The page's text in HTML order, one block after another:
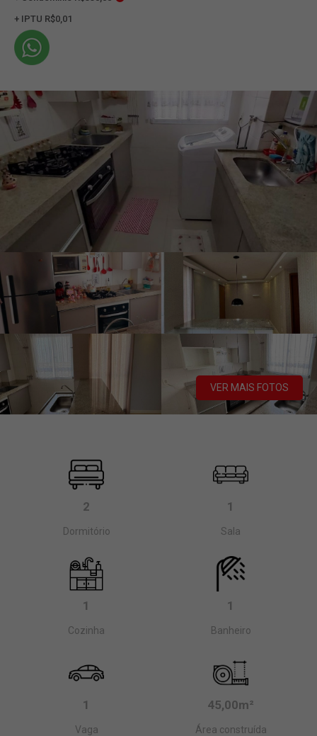
+ IPTU R$0,01
VER MAIS FOTOS
2
Dormitório
1
Sala
1
Cozinha
1
Banheiro
1
Vaga
45,00m²
Área construída